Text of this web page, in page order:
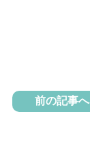
前の記事へ